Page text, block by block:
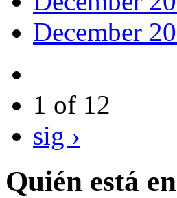
December
1 of 12
sig ›
Quién está